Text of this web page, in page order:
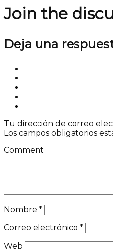
Join the
Deja una
Tu dirección de correo
Los campos obligatorios
Comment
Nombre *
Correo electrónico *
Web